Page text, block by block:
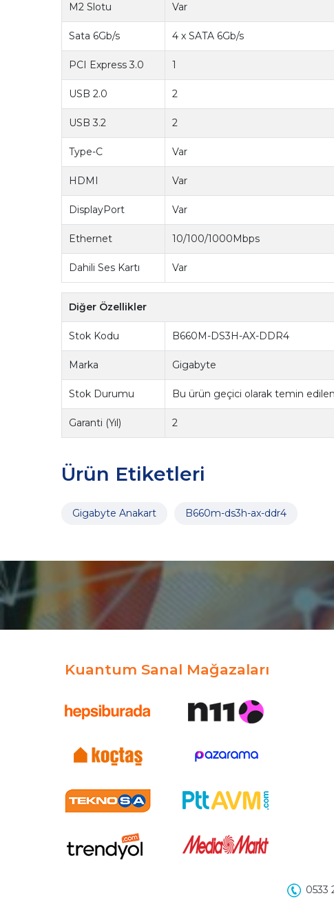
M2 Slotu Var
Sata 6Gb/s 4 x SATA 6Gb/s
PCI Express 3.0 1
USB 2.0 2
USB 3.2 2
Type-C Var
HDMI Var
DisplayPort Var
Ethernet 10/100/1000Mbps
Dahili Ses Kartı Var
Diğer Özellikler
Stok Kodu B660M-DS3H-AX-DDR4
Marka Gigabyte
Stok Durumu Bu ürün geçici olarak temin
Garanti (Yıl) 2
Ürün Etiketleri
Gigabyte Anakart B660m-ds3h-ax-ddr4
Kuantum Sanal Mağazaları
0533